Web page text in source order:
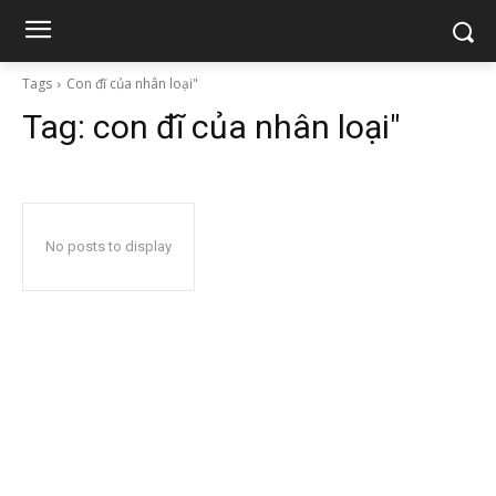
Tags Con đĩ của nhân loại"
Tag: con đĩ của nhân loại"
No posts to display